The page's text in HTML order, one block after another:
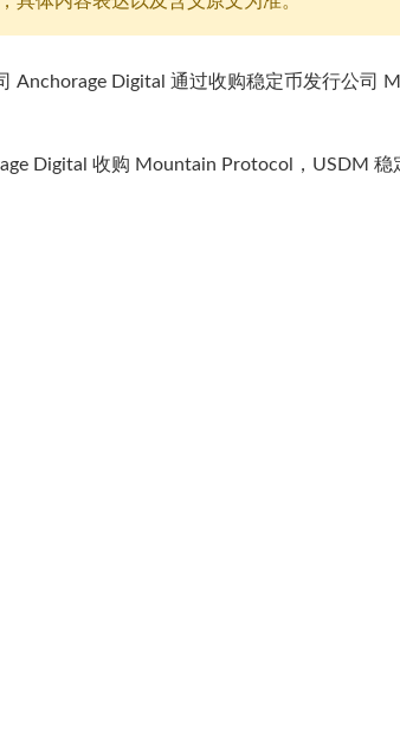
Anchorage Digital 通过收购稳定币发行公司